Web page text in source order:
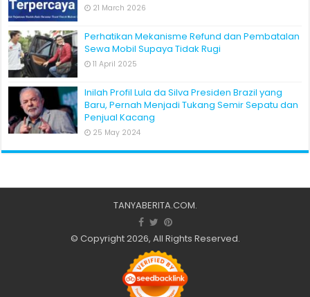
21 March 2026
Perhatikan Mekanisme Refund dan Pembatalan
Sewa Mobil Supaya Tidak Rugi
11 April 2025
Inilah Profil Lula da Silva Presiden Brazil yang
Baru, Pernah Menjadi Tukang Semir Sepatu dan
Penjual Kacang
25 May 2024
TANYABERITA.COM.
© Copyright 2026, All Rights Reserved.